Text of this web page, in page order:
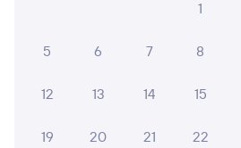
Мы используем cookies для
1
5 6 7 8
12 13 14 15
19 20 21 22